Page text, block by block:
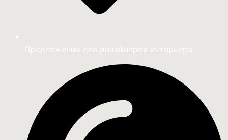
Предложение для дизайнеров интерьера